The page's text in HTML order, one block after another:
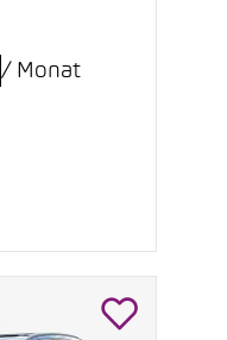
/ Monat